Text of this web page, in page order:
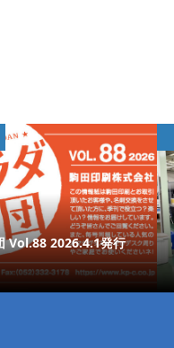
Vol.88 2026.4.1発行